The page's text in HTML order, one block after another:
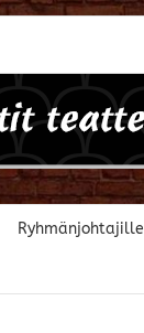
Ryhmänjohtajille